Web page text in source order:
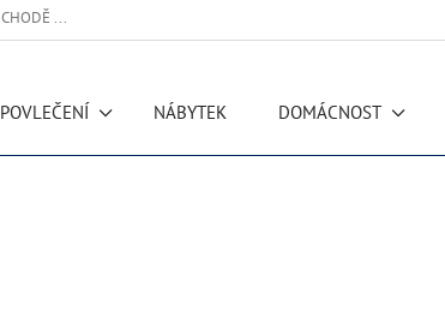
POVLEČENÍ NÁBYTEK DOMÁCNOST